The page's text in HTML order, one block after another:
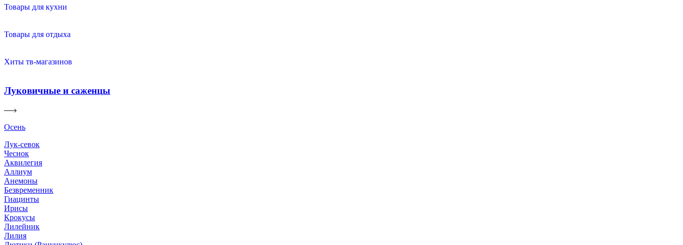
Товары для кухни
Товары для отдыха
Хиты тв-магазинов
Луковичные и саженцы
Осень
Лук-севок
Чеснок
Аквилегия
Аллиум
Анемоны
Безвременник
Гиацинты
Ирисы
Крокусы
Лилейник
Лилия